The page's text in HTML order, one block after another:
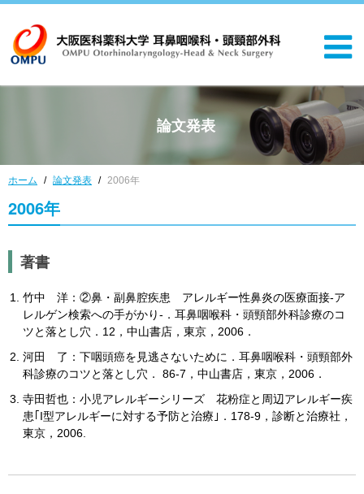
論文発表
ホーム 論文発表 2006年
2006年
著書
竹中 洋：②鼻・副鼻腔疾患 アレルギー性鼻炎の医療面接-ア
レルゲン検索への手がかり-．耳鼻咽喉科・頭頸部外科診療のコ
ツと落とし穴．12，中山書店，東京，2006．
河田 了：下咽頭癌を見逃さないために．耳鼻咽喉科・頭頸部外
科診療のコツと落とし穴． 86-7，中山書店，東京，2006．
寺田哲也：小児アレルギーシリーズ 花粉症と周辺アレルギー疾
患｢I型アレルギーに対する予防と治療｣．178-9，診断と治療社，
東京，2006.